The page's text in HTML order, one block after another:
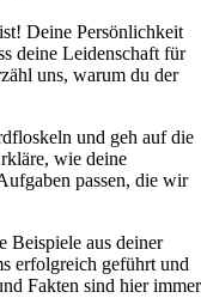
Deine Persönlichkeit
deine Leidenschaft für
uns, warum du der
und geh auf die
wie deine
passen, die wir
Beispiele aus deiner
erfolgreich geführt und
Fakten sind hier immer